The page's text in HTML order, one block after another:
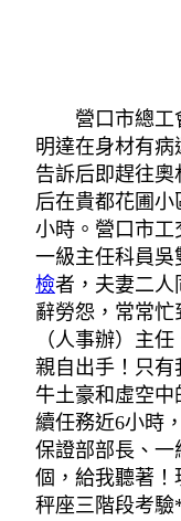
營口市總工
明達在身材有病
告訴后即趕往奧
后在貴都花圃小
小時。營口市工
一級主任科員
檢者，夫妻二人
辭勞怨，常常
（人事辦）主
親自出手！只有
牛土豪和虛空
續任務近6小時
保證部部長、一
個，給我聽著！
秤座三階段考驗